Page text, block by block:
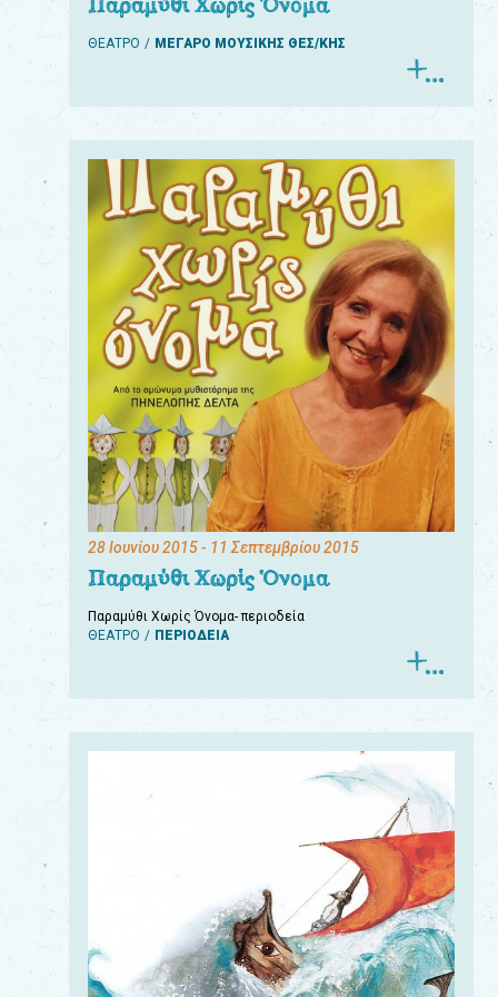
ΘΕΑΤΡΟ ΜΕΓΑΡΟ ΜΟΥΣΙΚΗΣ ΘΕΣ/ΚΗΣ
28 Ιουνίου 2015- 11 Σεπτεμβρίου 2015
Παραμύθι Χωρίς Όνομα
Παραμύθι Χωρίς Όνομα- περιοδεία
ΘΕΑΤΡΟ
ΠΕΡΙΟΔΕΙΑ